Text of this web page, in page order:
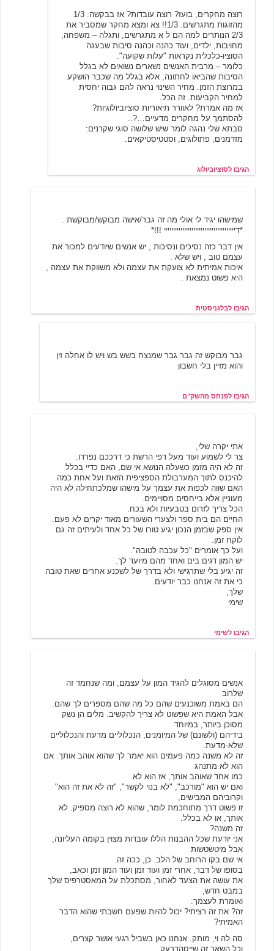
רוצה מחקרים, בועז? רוצה עובדות? אז בבקשה: 1/3
מהזוגות מתגרשים. 1/3!! צא ומצא מחקר שמסביר את
2/3 הנותרים למה הם ל א מתגרשים, ותגלה – משפחה,
מחויבות, ילדים, ועוד כהנה וכהנה סיבות שבעגה
הסוציו-כלכלית נקראות "עלות שקועה".
כלומר – מרבית האנשים נשארים נשואים לא בגלל
הסיבות שהביאו לחתונה, אלא בגלל מה שכבר הושקע
במרוצת הזמן. מחיר השינוי נראה להם גבוה יחסית
למחיר הקביעות. זה הכל.
אז מה אמרת? לאוורר תיאוריות סוציוביולוגיות?
להסתמך על מחקרים מדעיים…?..
סבתא שלי נהגה לומר שיש שלושה סוגי שקרנים:
מזדמנים, פתולוגים, וסטטיסטיקאים.
הגיבו לסוציוביולוג
שמישהו יגיד לי אולי מה זה גבר/אישה מבוקש/מבוקשת .
*דייייייייייייייייייייייייייייייייייייייי !!!*
אין דבר כזה נסיכים ונסיכות , יש אנשים שיודעים למכור את
עצמם טוב , ויש שלא .
איכות אמיתית לא צועקת את עצמה ולא משווקת את עצמה ,
היא פשוט נמצאת .
הגיבו לבלגניסטית
גבר מבוקש זה גבר גבר שמנצח בשש בש ויש לו אחלה זין
והוא מזיין בלי חשבון
הגיבו לפנחס מהשק"ם
אתי יקרה שלי,
צר לי לשמוע ועוד מעל דפי הרשת כי דרככם נפרדו.
זה לא היה מזמן כשעלה הנושא אי שם, האם כדיי בכלל
להיכנס לתוך המערבולת הספציפית הזאת ועל אחת כמה
האם שווה לכפות את עצמך על מישהו שמלכתחילה לא היה
מעוניין אלא בייחסים מסויימים.
הכל צריך לזרום בטבעיות ולא בכח.
החיים הם בית ספר ולצערי השעורים מאוד יקרים לא פעם.
אין ספק שבזמן הנכון יגיע טורו של כל אחד ולעיתים זה גם
לוקח זמן.
ועל כך אומרים "כל עכבה לטובה".
יש המון דגים בים ואחד מהם מיועד לך.
זה יגיע בלי שתרגישי ולא בדרך של לשכנע אחרים שאת טובה
כי את זה אנחנו כבר יודעים.
שלך,
שימי
הגיבו לשימי
אנשים מסוגלים להגיד המון על עצמם, ומה שנחמד זה
שלרוב
הם באמת משוכנעים שהם כל מה שהם מספרים לך שהם.
אבל האמת היא שפשוט לא צריך להקשיב. מלים הן נשק
מסוכן ביותר, במיוחד
בידיהם (ולשונם) של המיומנים, הנכלוליים מדעת והנכלוליים
שלא-מדעת.
זה לא משנה כמה פעמים הוא יאמר לך שהוא אוהב אותך. אם
הוא לא מתנהג
כמו אחד שאוהב אותך, אז הוא לא.
ואם יש הוא "מורכב", "לא בנוי לקשר", "זה לא את זה הוא"
וקרוביהם המבישים,
זו פשוט דרך מתוחכמת לומר, שהוא לא רוצה מספיק. לא
אותך, או לא בכלל.
זה משנה?
אני יודעת שכל ההבנות הללו עובדות מצוין בקומה העליונה,
אבל מיטשטשות
אי שם בקו הרוחב של הלב. כן, ככה זה.
בסופו של דבר, אחרי זמן ועוד זמן ועוד המון זמן וכאב,
את עושה את הצעד לאחור, מסתכלת על המאסטרפיס שלך
במבט חדש,
ואומרת לעצמך:
זה? את זה רציתי? יכול להיות שפעם חשבתי שהוא הדבר
האמיתי?
סה לה וי, מותק. אנחנו כאן בשביל רגעי אושר קצרים,
וכל השאר זה שייסהדרעק.